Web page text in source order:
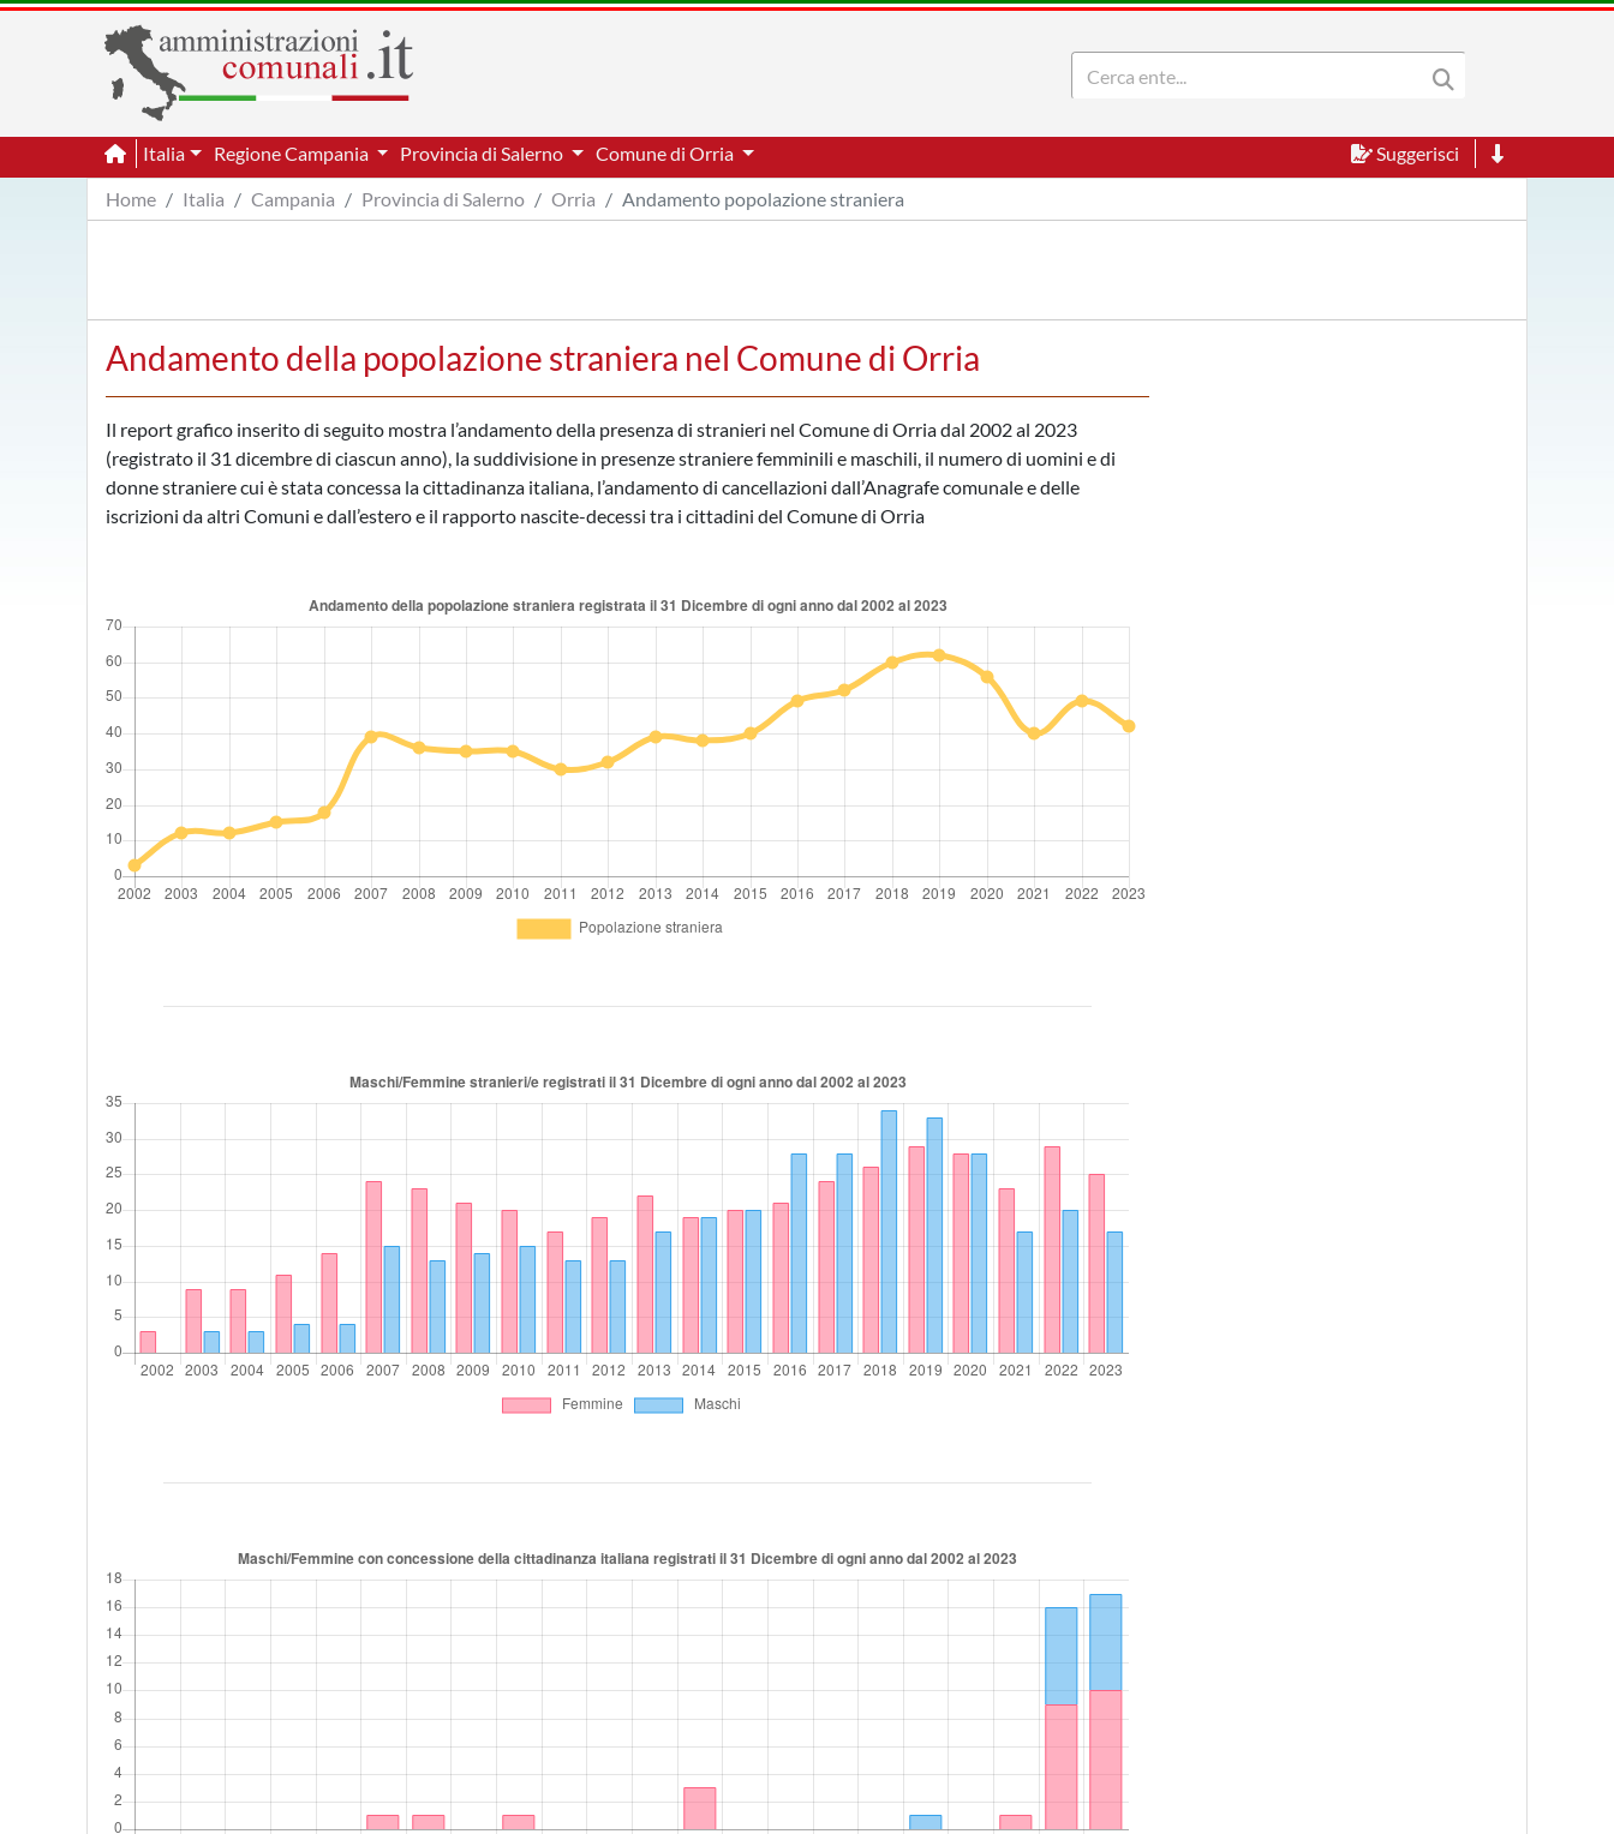
Italia Regione Campania Provincia di Salerno Comune di Orria
Suggerisci
Home
Italia Campania Provincia di Salerno Orria Andamento popolazione straniera
Andamento della popolazione straniera nel Comune di Orria
Il report grafico inserito di seguito mostra l’andamento della presenza di stranieri nel Comune di Orria dal 2002 al 2023
(registrato il 31 dicembre di ciascun anno), la suddivisione in presenze straniere femminili e maschili, il numero di uomini e di
donne straniere cui è stata concessa la cittadinanza italiana, l’andamento di cancellazioni dall’Anagrafe comunale e delle
iscrizioni da altri Comuni e dall’estero e il rapporto nascite-decessi tra i cittadini del Comune di Orria